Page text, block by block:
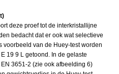
deze proef tot de interkristallijne
bedacht dat er ook wat selectieve
voorbeeld van de Huey-test worden
19 9 L getoond. In de gelaste
3651-2 (zie ook afbeelding 6)